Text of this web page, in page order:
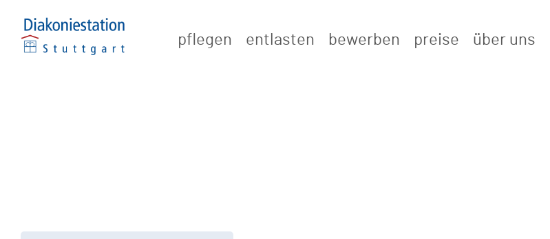
Zum
Inhalt
pflegen entlasten bewerben preise über uns